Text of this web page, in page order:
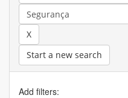
Start a new search
Add filters: